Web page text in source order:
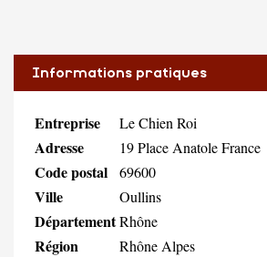
Informations pratiques
Entreprise Le Chien Roi
Adresse 19 Place Anatole France
Code postal 69600
Ville Oullins
DépartementRhône
Région Rhône Alpes